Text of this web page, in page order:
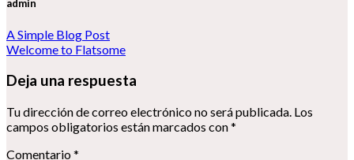
admin
A Simple Blog Post
Welcome to Flatsome
Deja una respuesta
Tu dirección de correo electrónico no será publicada. Los
campos obligatorios están marcados con*
Comentario*